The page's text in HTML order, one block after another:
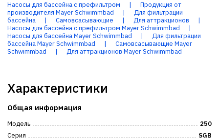
Насосы для бассейна с префильтром |
Продукция от
производителя Mayer Schwimmbad
|
Для фильтрации
бассейна
| Самовсасывающие | Для аттракционов
|
Насосы для бассейна с префильтром Mayer Schwimmbad
|
Насосы для бассейна Mayer Schwimmbad
|
Для фильтрации
бассейна Mayer Schwimmbad
|
Самовсасывающие Mayer
Schwimmbad
| Для аттракционов Mayer Schwimmbad
Характеристики
Общая информация
Модель
250
Серия
SGB